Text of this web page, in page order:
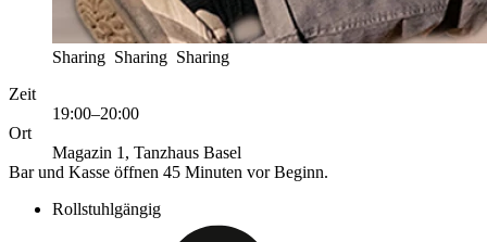
Sharing Sharing Sharing
Zeit
19:00–20:00
Ort
Magazin 1, Tanzhaus Basel
Bar und Kasse öffnen 45 Minuten vor Beginn.
Rollstuhlgängig